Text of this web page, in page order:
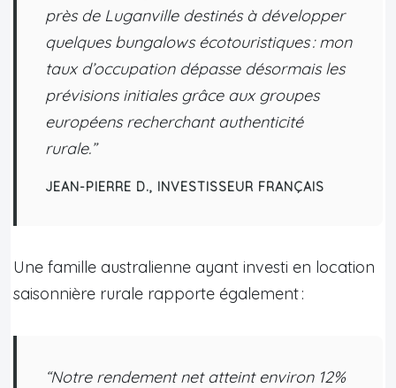
près de Luganville destinés à développer
quelques bungalows écotouristiques : mon
taux d’occupation dépasse désormais les
prévisions initiales grâce aux groupes
européens recherchant authenticité
rurale.”
JEAN-PIERRE D., INVESTISSEUR FRANÇAIS
Une famille australienne ayant investi en location
saisonnière rurale rapporte également :
“Notre rendement net atteint environ 12%